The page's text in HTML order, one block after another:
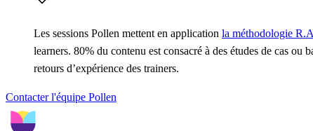
Les sessions Pollen mettent en application la méthodologie
learners. 80% du contenu est consacré à des études de cas ou
retours d’expérience des trainers.
Contacter l'équipe Pollen